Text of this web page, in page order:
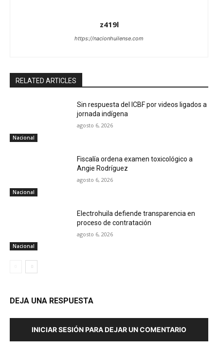
z419l
https://nacionhuilense.com
RELATED ARTICLES
Nacional
Sin respuesta del ICBF por videos ligados a
jornada indígena
agosto 6, 2026
Nacional
Fiscalía ordena examen toxicológico a
Angie Rodríguez
agosto 6, 2026
Nacional
Electrohuila defiende transparencia en
proceso de contratación
agosto 6, 2026
DEJA UNA RESPUESTA
INICIAR SESIÓN PARA DEJAR UN COMENTARIO